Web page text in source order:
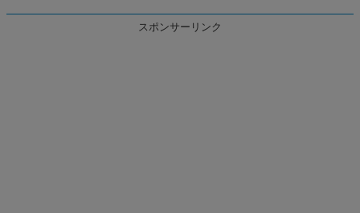
スポンサーリンク